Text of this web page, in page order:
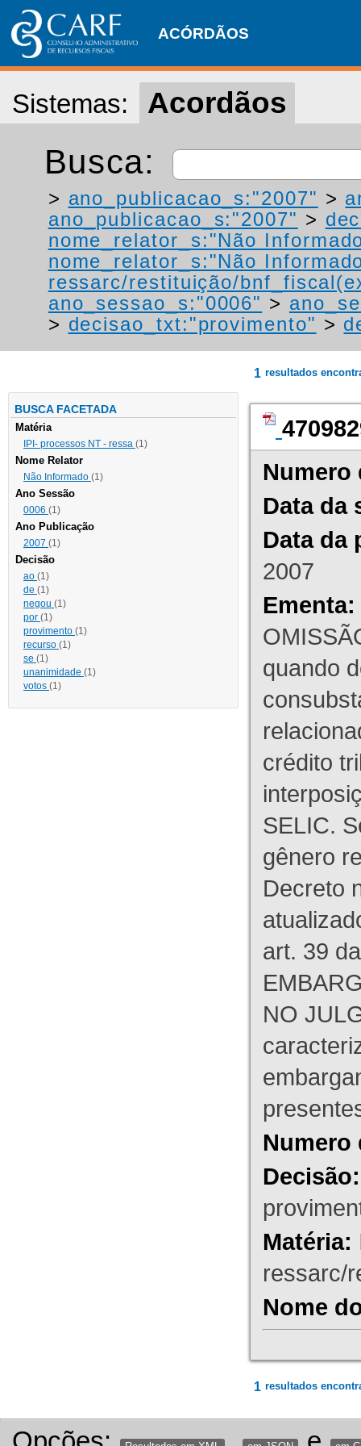
ACÓRDÃOS
Sistemas: Acordãos
Busca:
> ano_publicacao_s:"2007" >
ano_publicacao_s:"2007" >
nome_relator_s:"Não
nome_relator_s:"Não
ressarc/restituição/
ano_sessao_s:"0006" >
> decisao_txt:"provimento" >
BUSCA FACETADA
Matéria
IPI- processos NT - ressa (1)
Nome Relator
Não Informado (1)
Ano Sessão
0006 (1)
Ano Publicação
2007 (1)
Decisão
ao (1)
de (1)
negou (1)
por (1)
provimento (1)
recurso (1)
se (1)
unanimidade (1)
votos (1)
1 resultados
Numero
Data da
Data da
2007
Ementa:
quando
crédito
SELIC.
gênero
Decreto
art. 39
NO
Numero
Decisão:
Matéria:
ressarc/
Nome
1 resultados